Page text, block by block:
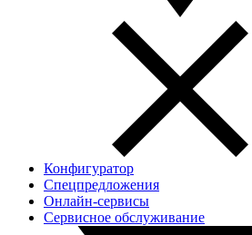
Конфигуратор
Спецпредложения
Онлайн-сервисы
Сервисное обслуживание